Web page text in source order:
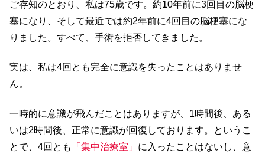
ご存知のとおり、私は75歳です。約10年前に3回目の脳梗
塞になり、そして最近では約2年前に4回目の脳梗塞にな
りました。すべて、手術を拒否してきました。
実は、私は4回とも完全に意識を失ったことはありませ
ん。
一時的に意識が飛んだことはありますが、1時間後、ある
いは2時間後、正常に意識が回復しております。というこ
とで、4回とも
「集中治療室」 に入ったことはないし、意